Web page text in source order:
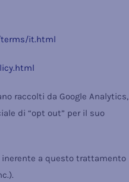
terms/it.html
raccolti da Google Analytics,
di “opt out” per il suo
a questo trattamento